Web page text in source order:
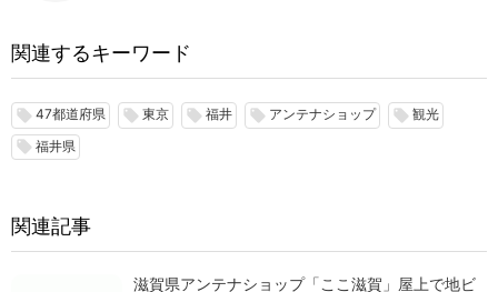
関連するキーワード
local_offer 47都道府県 local_offer 東京 local_offer 福井 local_offer アンテナショップ local_offer 観光
local_offer 福井県
関連記事
滋賀県アンテナショップ「ここ滋賀」屋上で地ビ